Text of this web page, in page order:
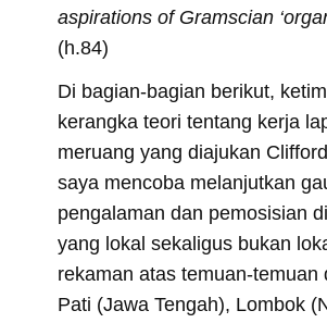
aspirations of Gramscian
(h.84)
Di bagian-bagian berikut,
kerangka teori tentang kerja
meruang yang diajukan
saya mencoba melanjutkan
pengalaman dan pemosisian
yang lokal sekaligus bukan
rekaman atas temuan-temuan
Pati (Jawa Tengah), Lombok